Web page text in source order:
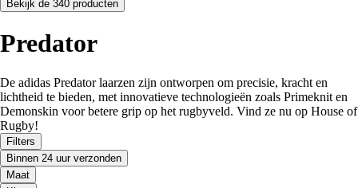
Bekijk de 340 producten
Predator
De adidas Predator laarzen zijn ontworpen om precisie, kracht en
lichtheid te bieden, met innovatieve technologieën zoals Primeknit en
Demonskin voor betere grip op het rugbyveld. Vind ze nu op House of
Rugby!
Filters
Binnen 24 uur verzonden
Maat